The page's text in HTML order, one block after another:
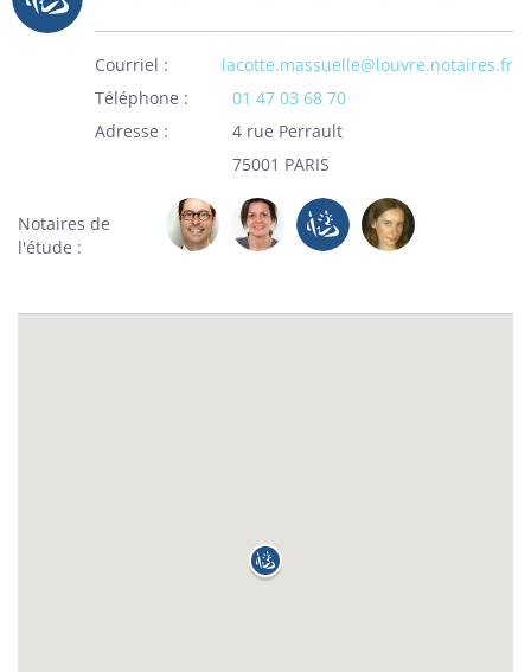
Courriel
lacotte.massuelle@louvre.notaires.fr
Téléphone
01 47 03 68 70
Adresse
4 rue Perrault
75001 PARIS
Notaires de
l'étude :